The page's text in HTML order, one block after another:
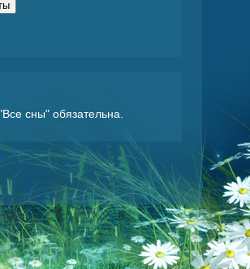
Все сны" обязательна.